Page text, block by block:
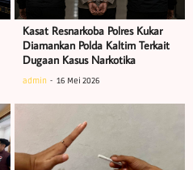
Kasat Resnarkoba Polres Kukar
Diamankan Polda Kaltim Terkait
Dugaan Kasus Narkotika
admin 16 Mei 2026